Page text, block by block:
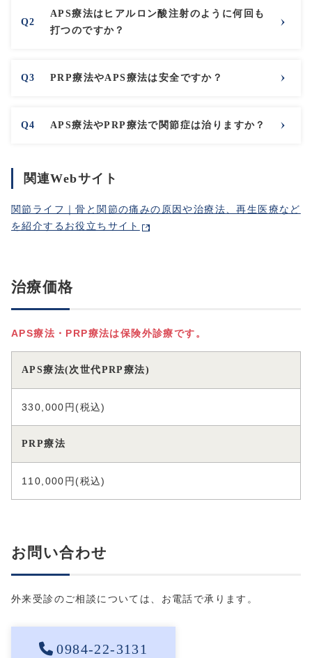
APS療法はヒアルロン酸注射のように何回も
打つのですか？
PRP療法やAPS療法は安全ですか？
APS療法やPRP療法で関節症は治りますか？
関連Webサイト
関節ライフ｜骨と関節の痛みの原因や治療法、再生医療など
を紹介するお役立ちサイト
治療価格
APS療法・PRP療法は保険外診療です。
APS療法(次世代PRP療法)
330,000円(税込)
PRP療法
110,000円(税込)
お問い合わせ
外来受診のご相談については、お電話で承ります。
0984-22-3131